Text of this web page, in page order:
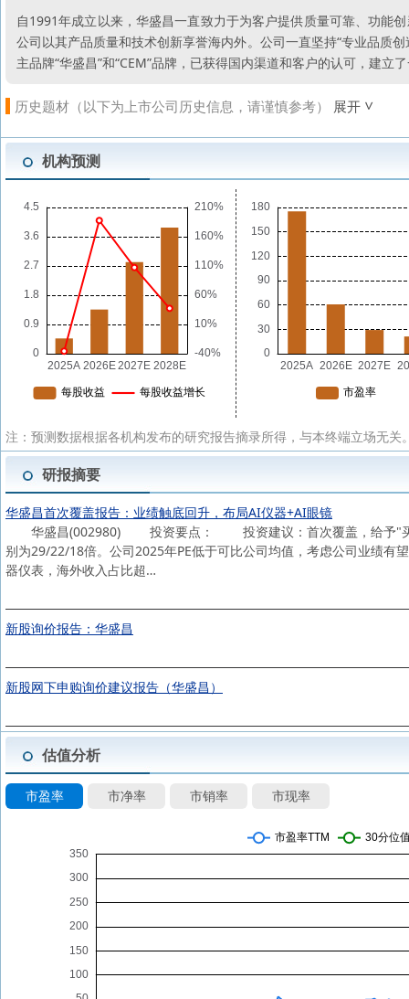
自1991年成立以来，华盛昌一直致力于为客户提供质量可靠、功能
公司以其产品质量和技术创新享誉海内外。公司一直坚持“专业品质
主品牌“华盛昌”和“CEM”品牌，已获得国内渠道和客户的认可，建立
历史题材（以下为上市公司历史信息，请谨慎参考） 展开
机构预测
注：预测数据根据各机构发布的研究报告摘录所得，与本终端立场无
研报摘要
华盛昌首次覆盖报告：业绩触底回升，布局AI仪器+AI眼镜
华盛昌(002980) 投资要点： 投资建议：首次覆盖，给予"买入"
别为29/22/18倍。公司2025年PE低于可比公司均值，考虑公司业绩
器仪表，海外收入占比超…
新股询价报告：华盛昌
新股网下申购询价建议报告（华盛昌）
估值分析
市盈率 市净率 市销率 市现率